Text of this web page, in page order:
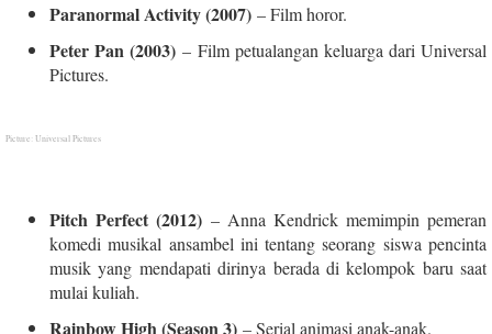
Paranormal Activity (2007) – Film horor.
Peter Pan (2003) – Film petualangan keluarga dari Universal
Pictures.
Picture: Universal Pictures
Pitch Perfect (2012) – Anna Kendrick memimpin pemeran
komedi musikal ansambel ini tentang seorang siswa pencinta
musik yang mendapati dirinya berada di kelompok baru saat
mulai kuliah.
Rainbow High (Season 3) – Serial animasi anak-anak.